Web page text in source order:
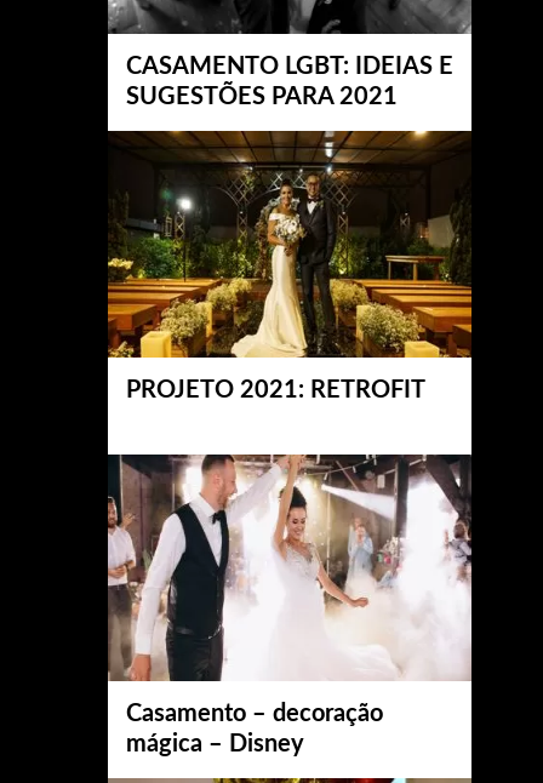
CASAMENTO LGBT: IDEIAS E
SUGESTÕES PARA 2021
PROJETO 2021: RETROFIT
Casamento – decoração
mágica – Disney